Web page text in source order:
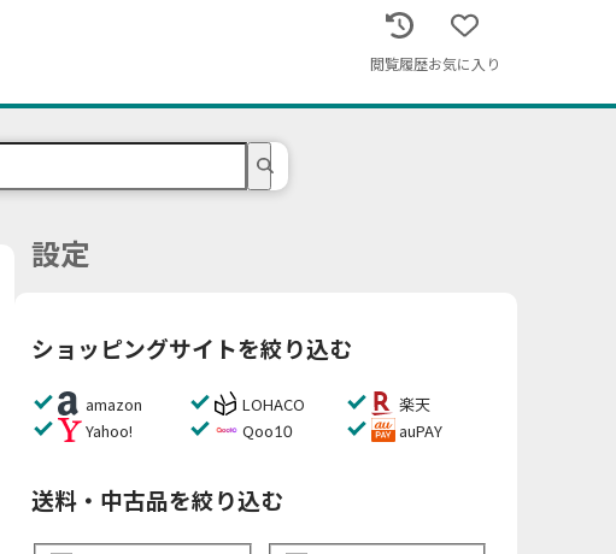
閲覧履歴お気に入り
設定
ショッピングサイトを絞り込む
amazon LOHACO
楽天
Yahoo!
Qoo10 auPAY
送料・中古品を絞り込む